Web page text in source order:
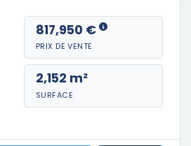
817,950 €
PRIX DE VENTE
2,152 m²
SURFACE